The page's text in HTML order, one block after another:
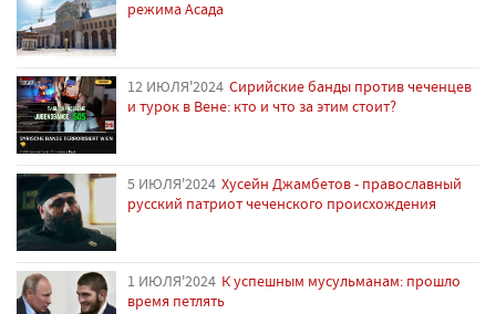
режима Асада
12 ИЮЛЯ'2024 Сирийские банды против чеченцев
и турок в Вене: кто и что за этим стоит?
5 ИЮЛЯ'2024 Хусейн Джамбетов - православный
русский патриот чеченского происхождения
1 ИЮЛЯ'2024 К успешным мусульманам: прошло
время петлять